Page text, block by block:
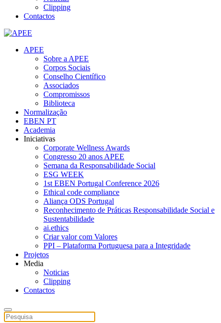
Clipping
Contactos
APEE
Sobre a APEE
Corpos Sociais
Conselho Científico
Associados
Compromissos
Biblioteca
Normalização
EBEN PT
Academia
Iniciativas
Corporate Wellness Awards
Congresso 20 anos APEE
Semana da Responsabilidade Social
ESG WEEK
1st EBEN Portugal Conference 2026
Ethical code compliance
Aliança ODS Portugal
Reconhecimento de Práticas Responsabilidade Social e
Sustentabilidade
ai.ethics
Criar valor com Valores
PPI – Plataforma Portuguesa para a Integridade
Projetos
Media
Noticias
Clipping
Contactos